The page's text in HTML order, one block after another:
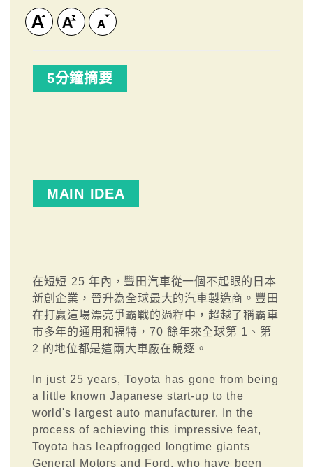
5分鐘摘要
MAIN IDEA
在短短 25 年內，豐田汽車從一個不起眼的日本
新創企業，晉升為全球最大的汽車製造商。豐田
在打贏這場漂亮爭霸戰的過程中，超越了稱霸車
市多年的通用和福特，70 餘年來全球第 1、第
2 的地位都是這兩大車廠在競逐。
In just 25 years, Toyota has gone from being
a little known Japanese start-up to the
world's largest auto manufacturer. In the
process of achieving this impressive feat,
Toyota has leapfrogged longtime giants
General Motors and Ford, who have been